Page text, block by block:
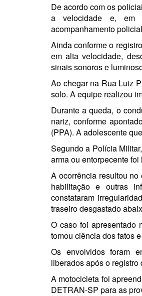
De acordo com os
a velocidade e, em
acompanhamento
Ainda conforme o
em alta velocidade,
sinais sonoros e
Ao chegar na Rua Luiz
solo. A equipe realizou
Durante a queda, o
nariz, conforme
(PPA). A adolescente
Segundo a Polícia
arma ou entorpecente
A ocorrência resultou
habilitação e outras
constataram
traseiro desgastado
O caso foi
tomou ciência dos fatos
Os envolvidos foram
liberados após o registro
A motocicleta foi
DETRAN-SP para as